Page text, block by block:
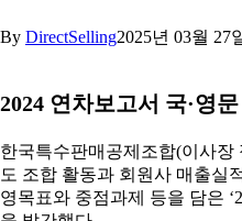
By DirectSelling2025년 03월 27
2024 연차보고서 국·영
한국특수판매공제조합(이사장
도 조합 활동과 회원사 매출실
영목표와 중점과제 등을 담은